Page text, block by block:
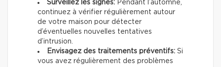
Surveillez les signes: Pendant l’automne,
continuez à vérifier régulièrement autour
de votre maison pour détecter
d’éventuelles nouvelles tentatives
d’intrusion.
Envisagez des traitements préventifs: Si
vous avez régulièrement des problèmes